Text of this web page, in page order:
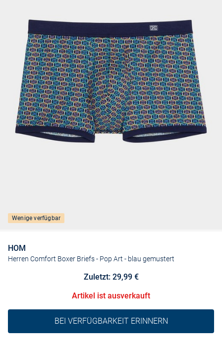
Wenige verfügbar
HOM
Herren Comfort Boxer Briefs - Pop Art - blau gemustert
Zuletzt: 29,99 €
Artikel ist ausverkauft
BEI VERFÜGBARKEIT ERINNERN